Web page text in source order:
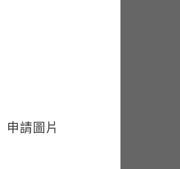
申請圖片